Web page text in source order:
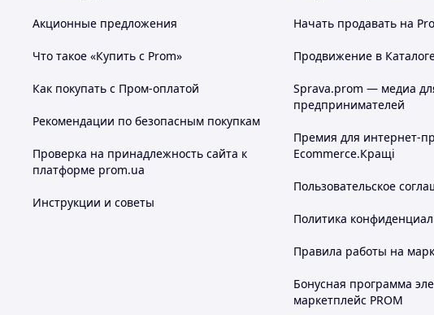
Акционные предложения
Что такое «Купить с Prom»
Как покупать с Пром-оплатой
Рекомендации по безопасным покупкам
Проверка на принадлежность сайта к
платформе prom.ua
Инструкции и советы
Начать продавать на
Продвижение в
Sprava.prom — медиа
предпринимателей
Премия для интернет-
Ecommerce.Кращі
Пользовательское
Политика
Правила работы на
Бонусная программа
маркетплейс PROM